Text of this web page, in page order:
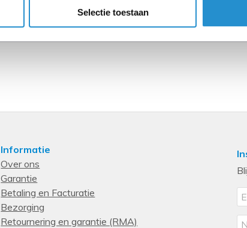
Selectie toestaan
Informatie
Over ons
Garantie
Betaling en Facturatie
Bezorging
Retournering en garantie (RMA)